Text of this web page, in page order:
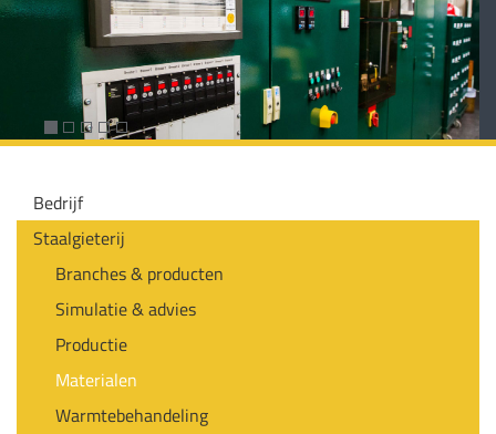
Bedrijf
Staalgieterij
Branches & producten
Simulatie & advies
Productie
Materialen
Warmtebehandeling